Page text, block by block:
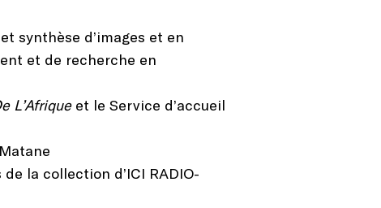
synthèse d’images et en
et de recherche en
L’Afriqueet le Service d’accueil
la collection d’ICI RADIO-